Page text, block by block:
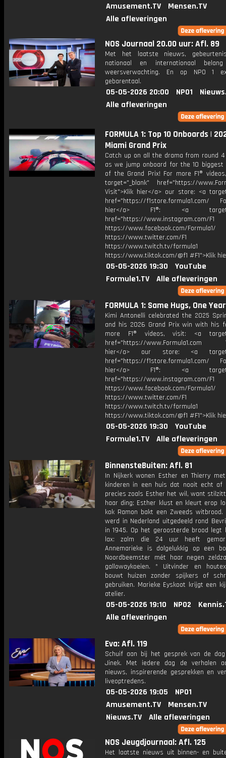
Amusement.TV
Mensen.TV
Alle afleveringen
NOS Journaal 20.00 uur: Afl. 89
Met het laatste nieuws,
nationaal en internationaal
weersverwachting. En op NPO 1
gebarentaal.
05-05-2026 20:00 NPO1
Alle afleveringen
FORMULA 1: Top 10 Onboards |
Miami Grand Prix
Catch up on all the drama from round
as we jump onboard for the 10 biggest
of the Grand Prix! For more F1®
target="_blank" href="https://
Visit">Klik hier</a> our store: <a
href="https://f1store.formula1.com/
hier</a> F1®: <a
href="https://www.instagram.com/F1
https://www.facebook.com/Formula1/
https://www.twitter.com/F1
https://www.twitch.tv/formula1
https://www.tiktok.com/@f1 #F1">Klik
05-05-2026 19:30
YouTube
Formule1.TV
Alle afleveringen
FORMULA 1: Same Hugs, One
Kimi Antonelli celebrated the 2025
and his 2026 Grand Prix win with his
more F1® videos, visit: <a
href="https://www.Formula1.com
hier</a> our store: <a
href="https://f1store.formula1.com/
hier</a> F1®: <a
href="https://www.instagram.com/F1
https://www.facebook.com/Formula1/
https://www.twitter.com/F1
https://www.twitch.tv/formula1
https://www.tiktok.com/@f1 #F1">Klik
05-05-2026 19:30
YouTube
Formule1.TV
Alle afleveringen
BinnensteBuiten: Afl. 81
In Nijkerk wonen Esther en Thierry
kinderen in een huis dat nooit echt af
precies zoals Esther het wil, want
haar ding; Esther klust en kleurt erop
kok Ramon bakt een Zweeds
werd in Nederland uitgedeeld rond
in 1945. Op het geroosterde brood legt
lax: zalm die 24 uur heeft
Annemarieke is dolgelukkig op een
Noordbeemster mét haar negen
gallowaykoeien. * Uitvinder en
bouwt huizen zonder spijkers of
gebruiken. Marieke Eyskoot krijgt een
atelier.
05-05-2026 19:10 NPO2
Alle afleveringen
Eva: Afl. 119
Schuif aan bij het gesprek van de
Jinek. Met iedere dag de verhalen
nieuws, inspirerende gesprekken en
liveoptredens.
05-05-2026 19:05
NPO1
Amusement.TV
Mensen.TV
Nieuws.TV
Alle afleveringen
NOS Jeugdjournaal: Afl. 125
Het laatste nieuws uit binnen- en